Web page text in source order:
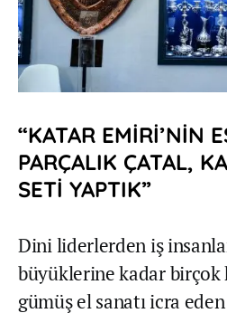
“KATAR EMİRİ’NİN
PARÇALIK ÇATAL,
SETİ YAPTIK”
Dini liderlerden iş
büyüklerine kadar birçok
gümüş el sanatı icra